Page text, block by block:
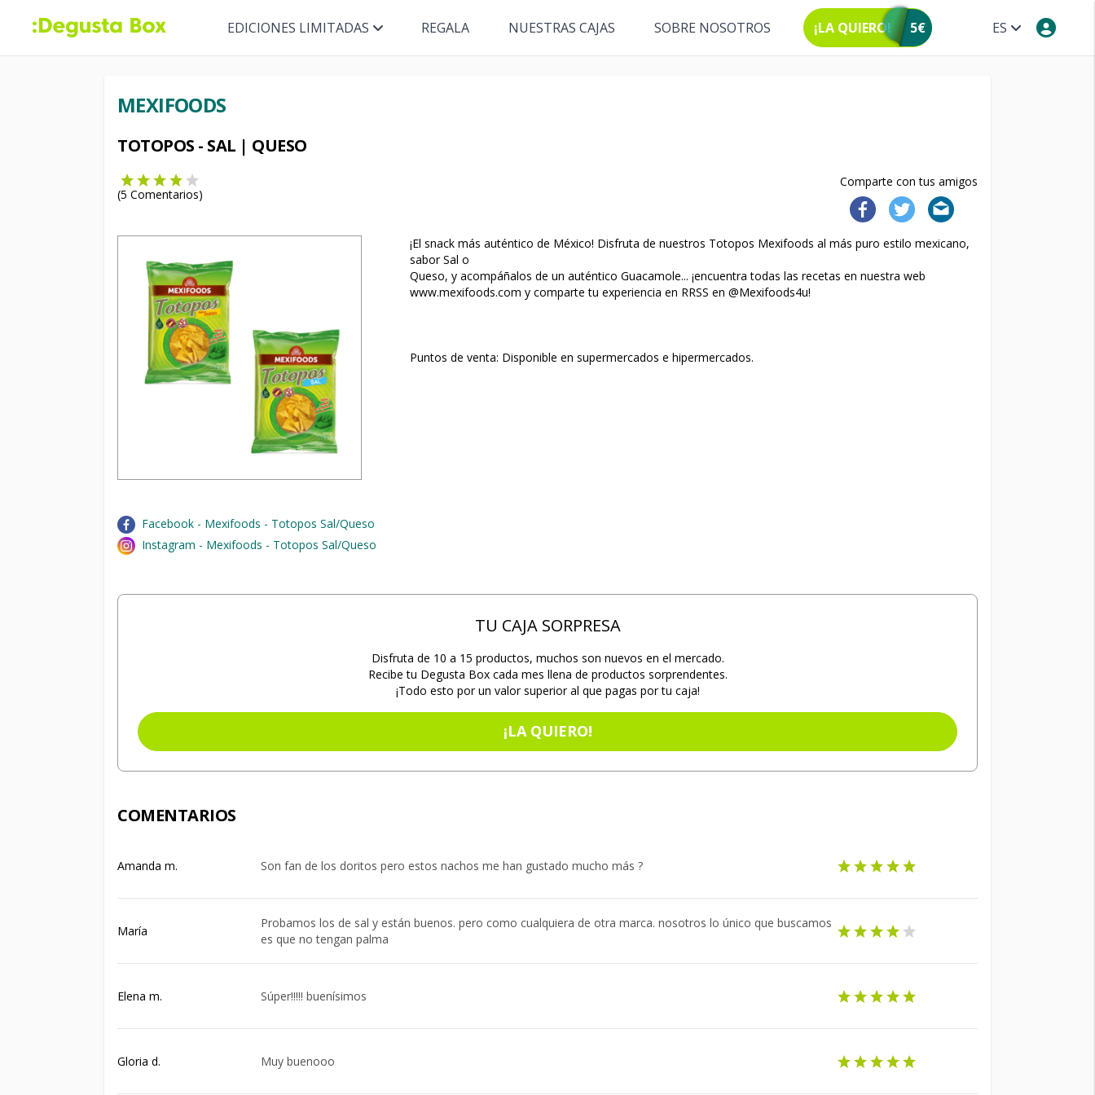
ES
EDICIONES LIMITADAS REGALA NUESTRAS CAJAS SOBRE NOSOTROS ¡LA QUIERO! 5€
MEXIFOODS
TOTOPOS - SAL | QUESO
Comparte con tus amigos
(5 Comentarios)
¡El snack más auténtico de México! Disfruta de nuestros Totopos Mexifoods al más puro estilo mexicano,
sabor Sal o
Queso, y acompáñalos de un auténtico Guacamole... ¡encuentra todas las recetas en nuestra web
www.mexifoods.com y comparte tu experiencia en RRSS en @Mexifoods4u!
Puntos de venta: Disponible en supermercados e hipermercados.
Facebook - Mexifoods - Totopos Sal/Queso
Instagram - Mexifoods - Totopos Sal/Queso
TU CAJA SORPRESA
Disfruta de 10 a 15 productos, muchos son nuevos en el mercado.
Recibe tu Degusta Box cada mes llena de productos sorprendentes.
¡Todo esto por un valor superior al que pagas por tu caja!
¡LA QUIERO!
COMENTARIOS
Amanda m. Son fan de los doritos pero estos nachos me han gustado mucho más ?
María
Probamos los de sal y están buenos. pero como cualquiera de otra marca. nosotros lo único que buscamos
es que no tengan palma
Elena m. Súper!!!!! buenísimos
Gloria d. Muy buenooo